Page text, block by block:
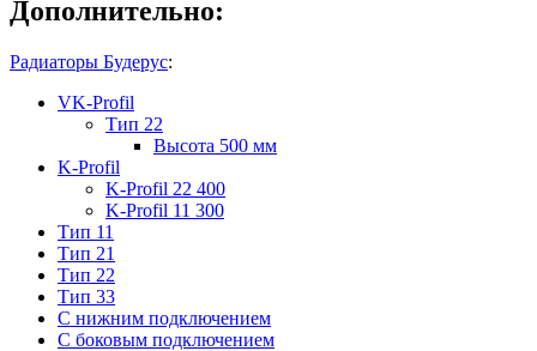
Дополнительно:
Радиаторы Будерус:
VK-Profil
Тип 22
Высота 500 мм
K-Profil
K-Profil 22 400
K-Profil 11 300
Тип 11
Тип 21
Тип 22
Тип 33
С нижним подключением
С боковым подключением